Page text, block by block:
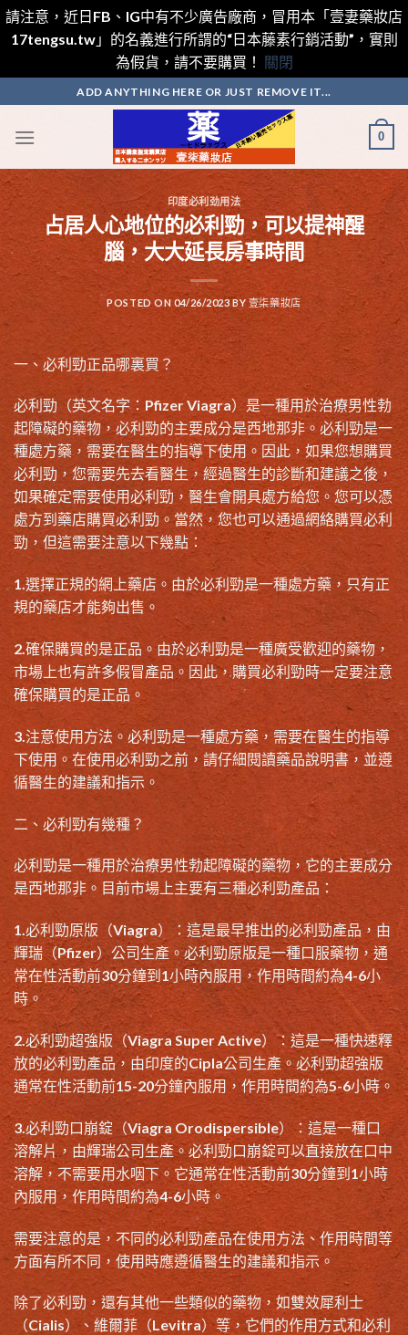
請注意，近日FB、IG中有不少廣告廠商，冒用本「壹妻藥妝店
17tengsu.tw」的名義進行所謂的“日本藤素行銷活動”，實則
為假貨，請不要購買！ 關閉
to
content
ADD ANYTHING HERE OR JUST REMOVE IT...
0
印度必利劲用法
占居人心地位的必利勁，可以提神醒
腦，大大延長房事時間
POSTED ON 04/26/2023BY 壹柒藥妝店
一、 必利勁正品哪裏買 ？
必利勁（英文名字：Pfizer Viagra）是一種用於治療男性勃
起障礙的藥物， 必利勁的主要成分是西地那非。必利勁是一
種處方藥，需要在醫生的指導下使用。因此，如果您想購買
必利勁，您需要先去看醫生，經過醫生的診斷和建議之後，
如果確定需要使用必利勁，醫生會開具處方給您。您可以憑
處方到藥店購買必利勁。當然，您也可以通過網絡購買必利
勁 ，但這需要注意以下幾點：
1.選擇正規的網上藥店 。由於必利勁是一種處方藥，只有正
規的藥店才能夠出售。
2.確保購買的是正品。由於必利勁是一種廣受歡迎的藥物，
市場上也有許多假冒產品。因此，購買必利勁時一定要注意
確保購買的是正品。
3.注意使用方法。必利勁是一種處方藥，需要在醫生的指導
下使用。在使用必利勁之前，請仔細閱讀藥品說明書，並遵
循醫生的建議和指示。
二、 必利勁有幾種 ？
必利勁是一種用於治療男性勃起障礙的藥物，它的主要成分
是西地那非 。目前市場上主要有三種必利勁產品：
1.必利勁原版（Viagra）：這是最早推出的必利勁產品，由
輝瑞（Pfizer）公司生產。必利勁原版是一種口服藥物，通
常在性活動前30分鐘到1小時內服用，作用時間約為4-6小
時。
2.必利勁超強版（Viagra Super Active）：這是一種快速釋
放的必利勁產品，由印度的Cipla公司生產。必利勁超強版
通常在性活動前15-20分鐘內服用，作用時間約為5-6小時。
3.必利勁口崩錠（Viagra Orodispersible）：這是一種口
溶解片，由輝瑞公司生產。必利勁口崩錠可以直接放在口中
溶解，不需要用水咽下。它通常在性活動前30分鐘到1小時
內服用，作用時間約為4-6小時。
需要注意的是，不同的必利勁產品在使用方法、作用時間等
方面有所不同，使用時應遵循醫生的建議和指示。
除了必利勁，還有其他一些類似的藥物，如雙效犀利士
（Cialis）、維爾菲（Levitra）等，它們的作用方式和必利